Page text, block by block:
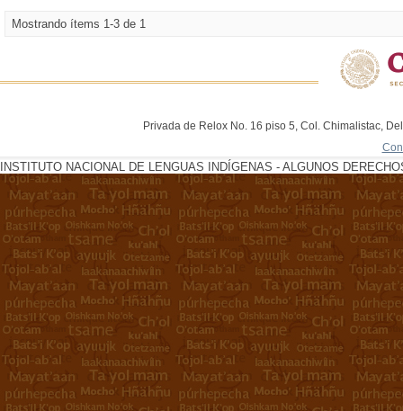
Mostrando ítems 1-3 de 1
Privada de Relox No. 16 piso 5, Col. Chimalistac,
INSTITUTO NACIONAL DE LENGUAS INDÍGENAS - ALGUNOS